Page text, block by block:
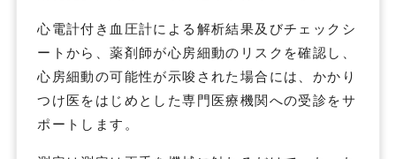
心電計付き血圧計による解析結果及びチェックシ
ートから、薬剤師が心房細動のリスクを確認し、
心房細動の可能性が示唆された場合には、かかり
つけ医をはじめとした専門医療機関への受診をサ
ポートします。